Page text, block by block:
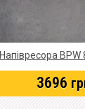
Напівресора
3696